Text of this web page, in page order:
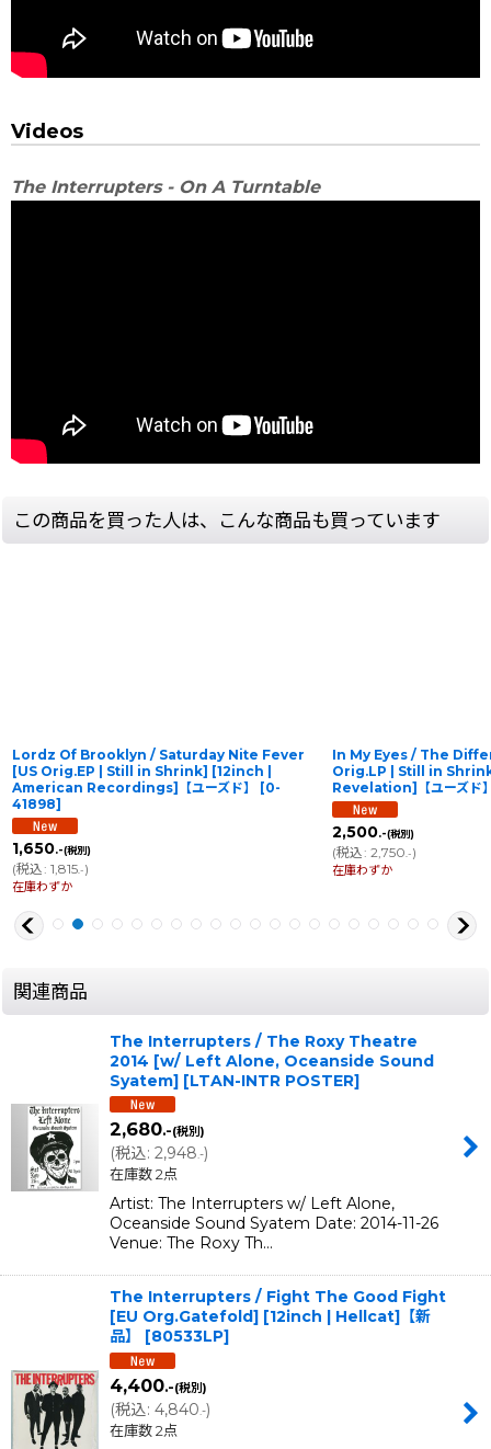
Videos
The Interrupters - On A Turntable
この商品を買った人は、こんな商品も買っています
Fever
|
】 [0-
In My Eyes / The Difference Between [US
Orig.LP | Still in Shrink][12inch |
Revelation]【ユーズド】 [Revelation: 67]
Tilt /
Shrink]
FAT592-1
関連商品
The Interrupters / The Roxy Theatre
2014 [w/ Left Alone, Oceanside Sound
Syatem] [LTAN-INTR POSTER]
2,680.-(税別)
(税込: 2,948.-)
在庫数 2点
Artist: The Interrupters w/ Left Alone,
Oceanside Sound Syatem Date: 2014-11-26
Venue: The Roxy Th…
The Interrupters / Fight The Good Fight
[EU Org.Gatefold] [12inch | Hellcat]【新
品】
[80533LP]
4,400.-(税別)
(税込: 4,840.-)
在庫数 2点